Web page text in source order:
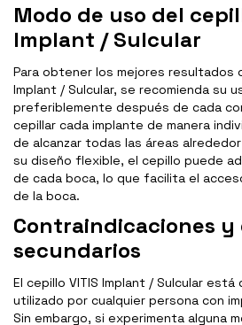
Modo de uso del
Implant / Sulcular
Para obtener los mejores resultados
Implant / Sulcular, se recomienda su
preferiblemente después de cada
cepillar cada implante de manera
de alcanzar todas las áreas alrededor
su diseño flexible, el cepillo puede
de cada boca, lo que facilita el
de la boca.
Contraindicaciones
secundarios
El cepillo VITIS Implant / Sulcular
utilizado por cualquier persona con
Sin embargo, si experimenta alguna